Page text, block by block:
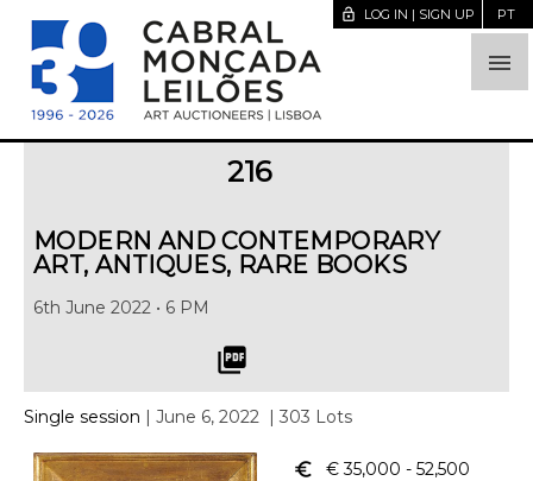

lock_open LOG IN | SIGN UP PT
216
MODERN AND CONTEMPORARY
ART, ANTIQUES, RARE BOOKS
6th June 2022 • 6 PM
picture_as_pdf
Single session | June 6, 2022 | 303 Lots
euro_symbol € 35,000 - 52,500